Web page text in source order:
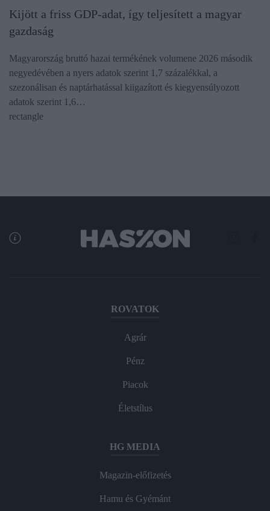
Kijött a friss GDP-adat, így teljesített a magyar
gazdaság
Magyarország bruttó hazai termékének volumene 2026 második
negyedévében a nyers adatok szerint 1,7 százalékkal, a
szezonálisan és naptárhatással kiigazított és kiegyensúlyozott
adatok szerint 1,6…
rectangle
ROVATOK
Agrár
Pénz
Piacok
Életstílus
HG MEDIA
Magazin-előfizetés
Hamu és Gyémánt